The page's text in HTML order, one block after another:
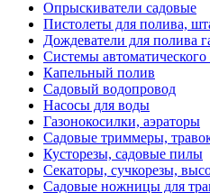
Опрыскиватели садовые
Пистолеты для полива,
Дождеватели для полива
Системы автоматического
Капельный полив
Садовый водопровод
Насосы для воды
Газонокосилки, аэраторы
Садовые триммеры,
Кусторезы, садовые пилы
Секаторы, сучкорезы,
Садовые ножницы для